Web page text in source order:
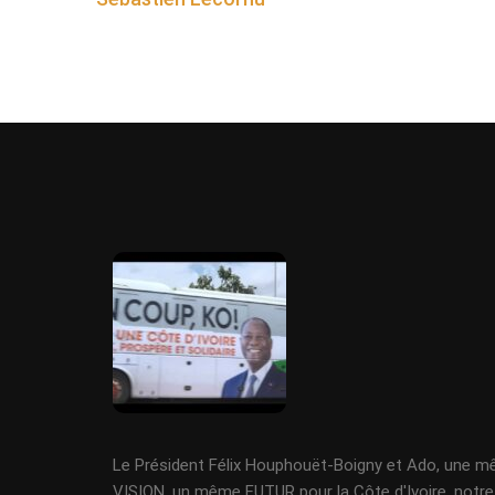
Le Président Félix Houphouët-Boigny et Ado, une